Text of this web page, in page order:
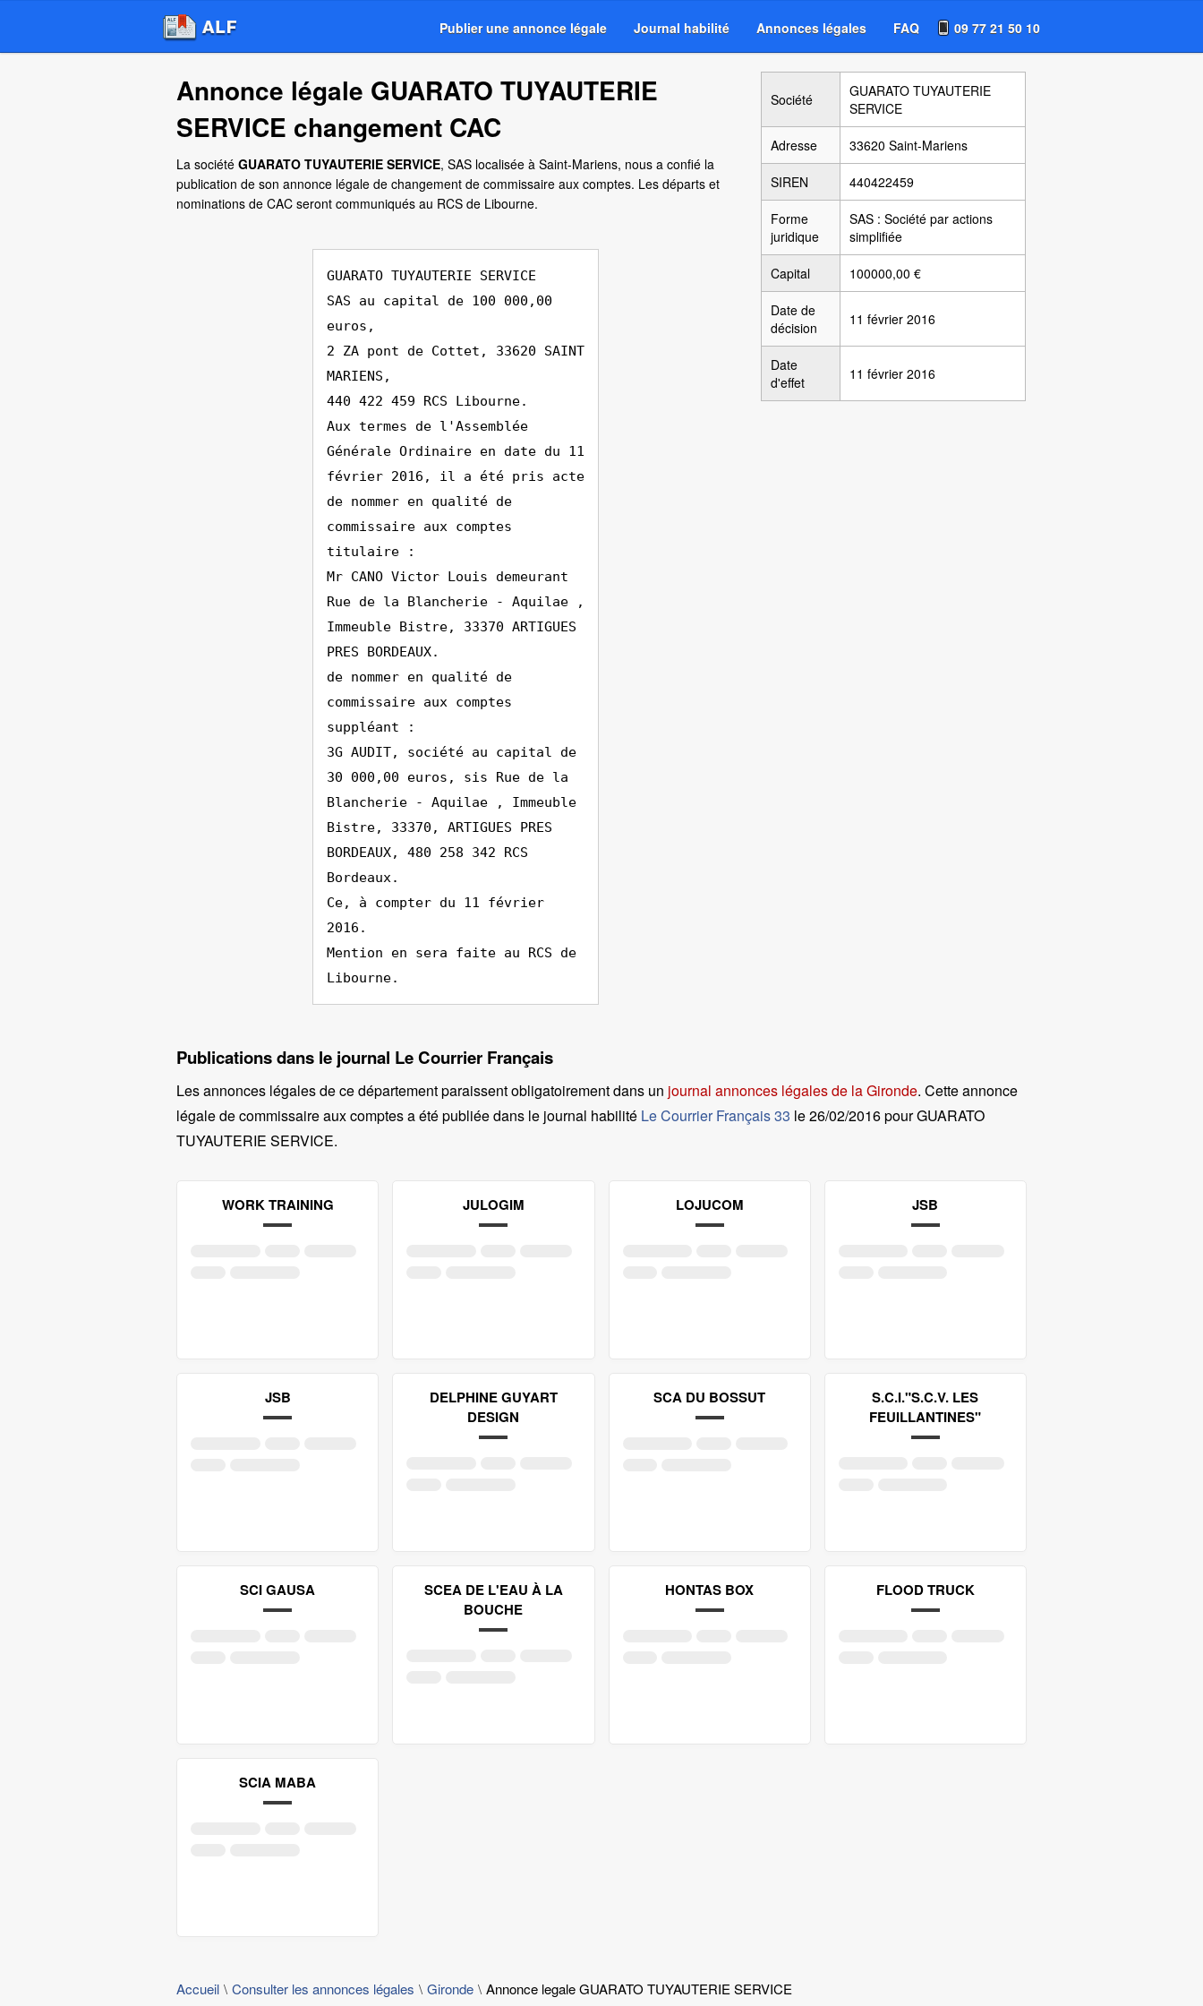
Publier une annonce légale Journal habilité Annonces légales FAQ 09 77 21 50 10
Annonce légale GUARATO TUYAUTERIE
SERVICE changement CAC
La société GUARATO TUYAUTERIE SERVICE, SAS localisée à Saint-Mariens, nous a confié la
publication de son annonce légale de changement de commissaire aux comptes. Les départs et
nominations de CAC seront communiqués au RCS de Libourne.
GUARATO TUYAUTERIE SERVICE
SAS au capital de 100 000,00
euros,
2 ZA pont de Cottet, 33620 SAINT
MARIENS,
440 422 459 RCS Libourne.
Aux termes de l'Assemblée
Générale Ordinaire en date du 11
février 2016, il a été pris acte
de nommer en qualité de
commissaire aux comptes
titulaire :
Mr CANO Victor Louis demeurant
Rue de la Blancherie - Aquilae ,
Immeuble Bistre, 33370 ARTIGUES
PRES BORDEAUX.
de nommer en qualité de
commissaire aux comptes
suppléant :
3G AUDIT, société au capital de
30 000,00 euros, sis Rue de la
Blancherie - Aquilae , Immeuble
Bistre, 33370, ARTIGUES PRES
BORDEAUX, 480 258 342 RCS
Bordeaux.
Ce, à compter du 11 février
2016.
Mention en sera faite au RCS de
Libourne.
Société
GUARATO TUYAUTERIE
SERVICE
Adresse 33620 Saint-Mariens
SIREN 440422459
Forme
juridique
SAS : Société par actions
simplifiée
Capital 100000,00 €
Date de
décision
11 février 2016
Date
d'effet
11 février 2016
Publications dans le journal Le Courrier Français
Les annonces légales de ce département paraissent obligatoirement dans un journal annonces légales de la Gironde. Cette annonce
légale de commissaire aux comptes a été publiée dans le journal habilité Le Courrier Français 33 le26/02/2016 pour GUARATO
TUYAUTERIE SERVICE.
WORK TRAINING JULOGIM LOJUCOM JSB
JSB
DELPHINE GUYART
DESIGN
SCA DU BOSSUT
S.C.I."S.C.V. LES
FEUILLANTINES"
SCI GAUSA
SCEA DE L'EAU À LA
BOUCHE
HONTAS BOX FLOOD TRUCK
SCIA MABA
Accueil Consulter les annonces légales Gironde Annonce legale GUARATO TUYAUTERIE SERVICE